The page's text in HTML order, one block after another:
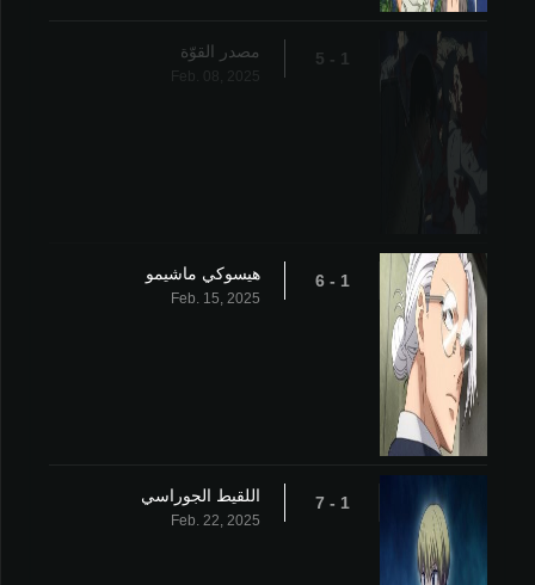
1 - 5 مصدر القوّة
1 - 6 هيسوكي ماشيمو
Feb. 15, 2025
1 - 7 اللقيط الجوراسي
Feb. 22, 2025